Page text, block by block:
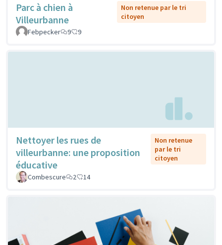
Parc à chien à
Villeurbanne
Non retenue par le tri
citoyen
Febpecker
9 9
Nettoyer les rues de
villeurbanne: une proposition
éducative
Non retenue
par le tri
citoyen
Combescure 2 14